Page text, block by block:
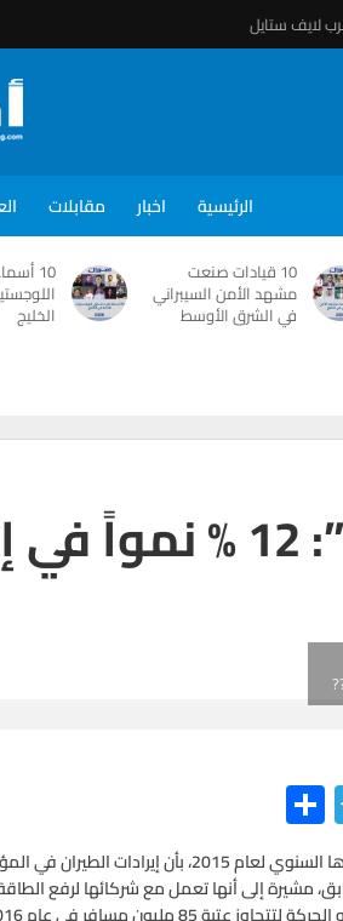
لايف ستايل
الرئيسية اخبار مقابلات
10 قيادات صنعت
مشهد الأمن السيبراني
في الشرق الأوسط
10
الخليج
“مطارات دبي”: 12
Te
le
gr
S
h
ar
أفادت مؤسسة «مطارات دبي» في تقريرها السنوي